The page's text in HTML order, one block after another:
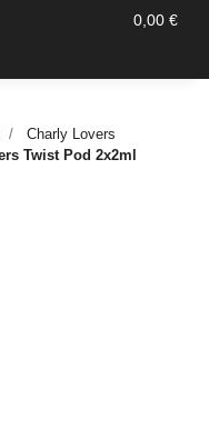
0,00 €
Charly Lovers
Twist Pod 2x2ml